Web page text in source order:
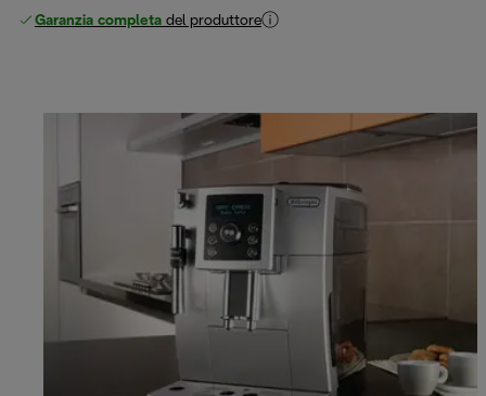
Garanzia completa del produttore